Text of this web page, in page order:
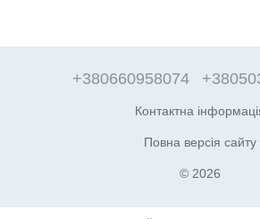
+380660958074
Контактна
Повна версія сайту
© 2026